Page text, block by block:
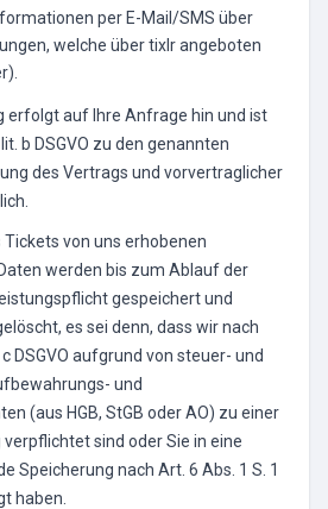
per E-Mail/SMS über
welche über tixlr angeboten
erfolgt auf Ihre Anfrage hin und ist
b DSGVO zu den genannten
des Vertrags und vorvertraglicher
von uns erhobenen
werden bis zum Ablauf der
gespeichert und
es sei denn, dass wir nach
DSGVO aufgrund von steuer- und
und
(aus HGB, StGB oder AO) zu einer
sind oder Sie in eine
Speicherung nach Art. 6 Abs. 1 S. 1
haben.